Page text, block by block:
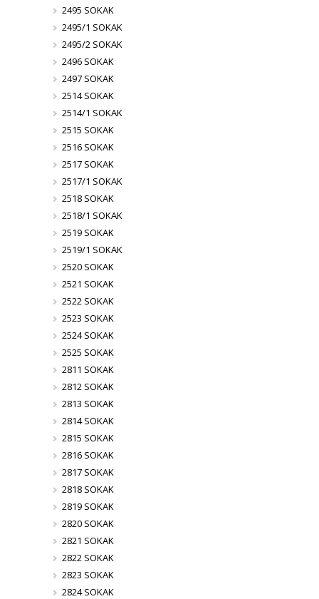
2495 SOKAK
2495/1 SOKAK
2495/2 SOKAK
2496 SOKAK
2497 SOKAK
2514 SOKAK
2514/1 SOKAK
2515 SOKAK
2516 SOKAK
2517 SOKAK
2517/1 SOKAK
2518 SOKAK
2518/1 SOKAK
2519 SOKAK
2519/1 SOKAK
2520 SOKAK
2521 SOKAK
2522 SOKAK
2523 SOKAK
2524 SOKAK
2525 SOKAK
2811 SOKAK
2812 SOKAK
2813 SOKAK
2814 SOKAK
2815 SOKAK
2816 SOKAK
2817 SOKAK
2818 SOKAK
2819 SOKAK
2820 SOKAK
2821 SOKAK
2822 SOKAK
2823 SOKAK
2824 SOKAK